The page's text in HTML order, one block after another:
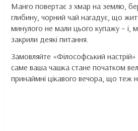
Манго повертає з хмар на землю,
глибину, чорний чай нагадує, що
минулого не мали цього купажу – і,
закрили деякі питання.
Замовляйте «Філософський
саме ваша чашка стане початком
принаймні цікавого вечора, що теж